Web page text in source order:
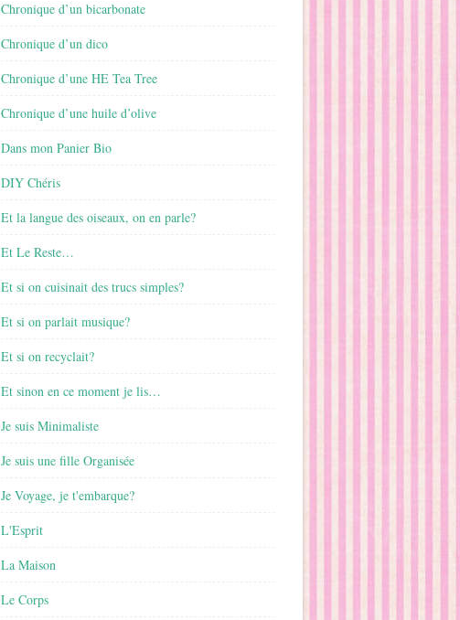
Chronique d’un bicarbonate
Chronique d’un dico
Chronique d’une HE Tea Tree
Chronique d’une huile d’olive
Dans mon Panier Bio
DIY Chéris
Et la langue des oiseaux, on en parle?
Et Le Reste…
Et si on cuisinait des trucs simples?
Et si on parlait musique?
Et si on recyclait?
Et sinon en ce moment je lis…
Je suis Minimaliste
Je suis une fille Organisée
Je Voyage, je t'embarque?
L'Esprit
La Maison
Le Corps